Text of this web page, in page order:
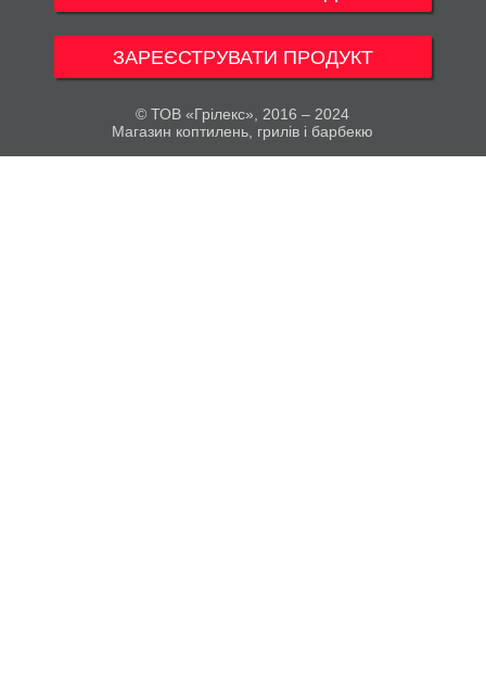
ЗАРЕЄСТРУВАТИ ПРОДУКТ
© ТОВ «Грілекс», 2016 – 2024
Магазин коптилень, грилів і барбекю